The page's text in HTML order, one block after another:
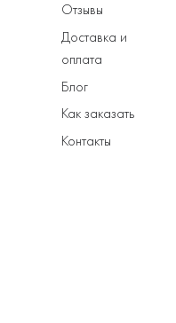
Отзывы
Доставка и
оплата
Блог
Как заказать
Контакты